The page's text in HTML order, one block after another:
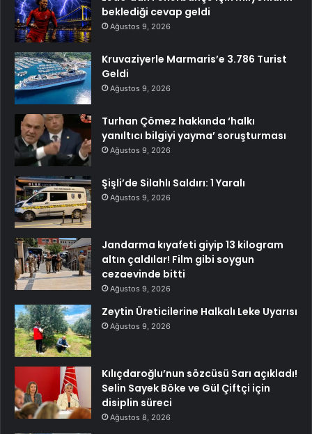
beklediği cevap geldi
Ağustos 9, 2026
Kruvaziyerle Marmaris’e 3.786 Turist
Geldi
Ağustos 9, 2026
Turhan Çömez hakkında ‘halkı
yanıltıcı bilgiyi yayma’ soruşturması
Ağustos 9, 2026
Şişli’de Silahlı Saldırı: 1 Yaralı
Ağustos 9, 2026
Jandarma kıyafeti giyip 13 kilogram
altın çaldılar! Film gibi soygun
cezaevinde bitti
Ağustos 9, 2026
Zeytin Üreticilerine Halkalı Leke Uyarısı
Ağustos 9, 2026
Kılıçdaroğlu’nun sözcüsü Sarı açıkladı!
Selin Sayek Böke ve Gül Çiftçi için
disiplin süreci
Ağustos 8, 2026